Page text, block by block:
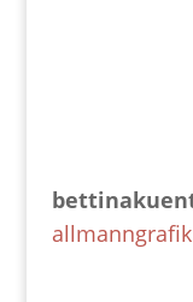
allmanngrafik